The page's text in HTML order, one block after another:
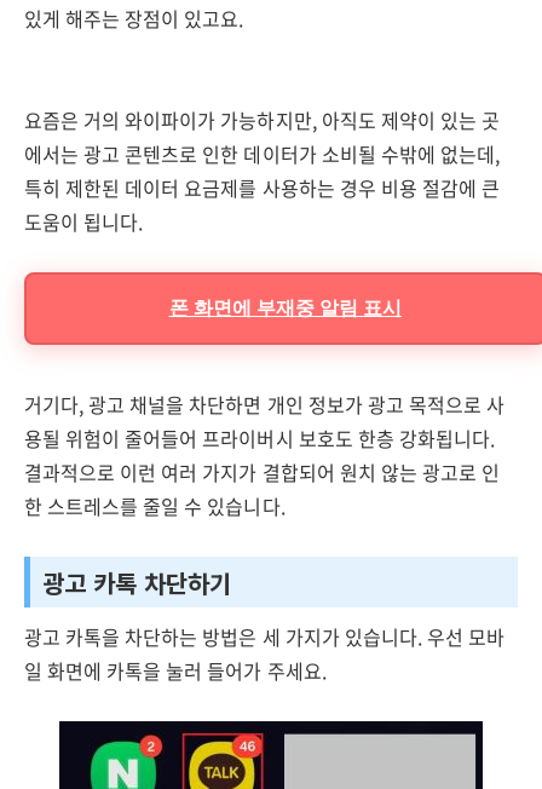
있게 해주는 장점이 있고요.
요즘은 거의 와이파이가 가능하지만, 아직도 제약이 있는 곳
에서는 광고 콘텐츠로 인한 데이터가 소비될 수밖에 없는데,
특히 제한된 데이터 요금제를 사용하는 경우 비용 절감에 큰
도움이 됩니다.
폰 화면에 부재중 알림 표시
거기다, 광고 채널을 차단하면 개인 정보가 광고 목적으로 사
용될 위험이 줄어들어 프라이버시 보호도 한층 강화됩니다.
결과적으로 이런 여러 가지가 결합되어 원치 않는 광고로 인
한 스트레스를 줄일 수 있습니다.
광고 카톡 차단하기
광고 카톡을 차단하는 방법은 세 가지가 있습니다. 우선 모바
일 화면에 카톡을 눌러 들어가 주세요.